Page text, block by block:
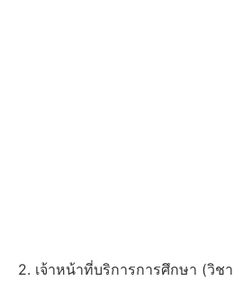
2. เจ้าหน้าที่บริการการศึกษา (วิช